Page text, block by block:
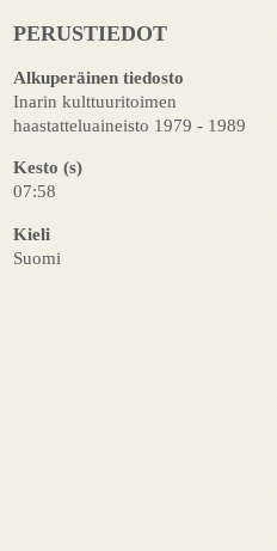
PERUSTIEDOT
Alkuperäinen tiedosto
Inarin kulttuuritoimen
haastatteluaineisto 1979 - 1989
Kesto (s)
07:58
Kieli
Suomi